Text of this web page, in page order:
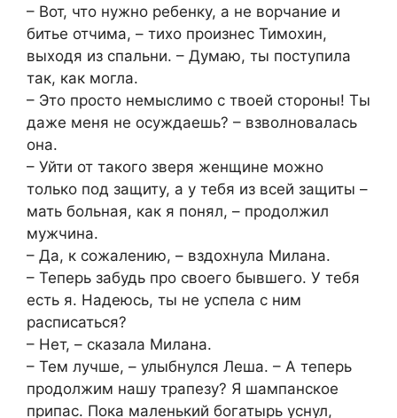
– Вот, что нужно ребенку, а не ворчание и
битье отчима, – тихо произнес Тимохин,
выходя из спальни. – Думаю, ты поступила
так, как могла.
– Это просто немыслимо с твоей стороны! Ты
даже меня не осуждаешь? – взволновалась
она.
– Уйти от такого зверя женщине можно
только под защиту, а у тебя из всей защиты –
мать больная, как я понял, – продолжил
мужчина.
– Да, к сожалению, – вздохнула Милана.
– Теперь забудь про своего бывшего. У тебя
есть я. Надеюсь, ты не успела с ним
расписаться?
– Нет, – сказала Милана.
– Тем лучше, – улыбнулся Леша. – А теперь
продолжим нашу трапезу? Я шампанское
припас. Пока маленький богатырь уснул,